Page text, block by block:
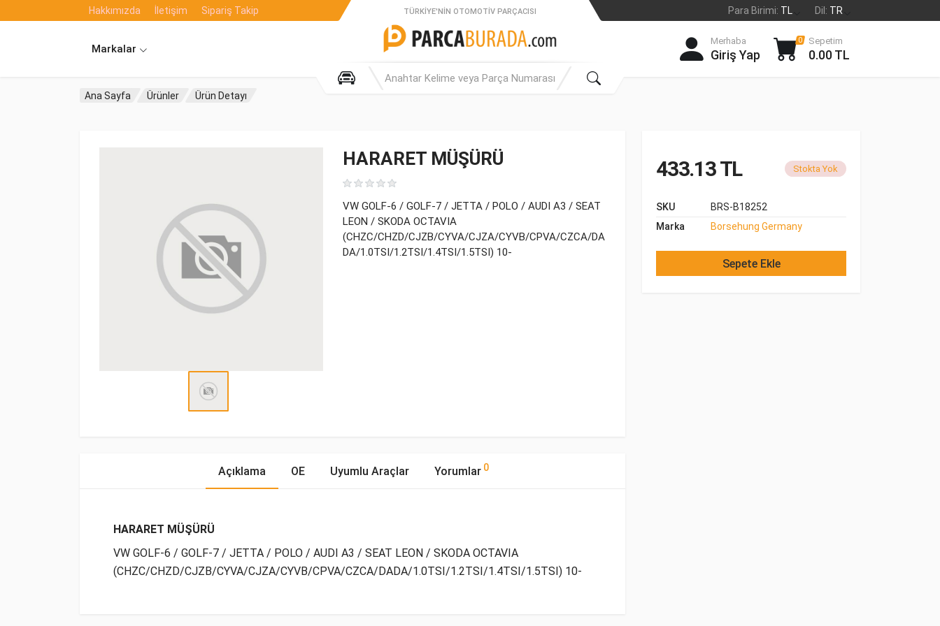
Hakkımızda İletişim Sipariş Takip Para Birimi: TL Dil: TR
Markalar
TÜRKIYE'NIN OTOMOTIV PARÇACISI
Merhaba
Giriş Yap
0 Sepetim
0.00 TL
Ana Sayfa Ürünler Ürün Detayı
HARARET MÜŞÜRÜ
VW GOLF-6 / GOLF-7 / JETTA / POLO / AUDI A3 / SEAT
LEON / SKODA OCTAVIA
(CHZC/CHZD/CJZB/CYVA/CJZA/CYVB/CPVA/CZCA/DA
DA/1.0TSI/1.2TSI/1.4TSI/1.5TSI) 10-
433.13 TL Stokta Yok
SKU
BRS-B18252
Marka
Borsehung Germany
Sepete Ekle
Açıklama OE Uyumlu Araçlar Yorumlar 0
HARARET MÜŞÜRÜ
VW GOLF-6 / GOLF-7 / JETTA / POLO / AUDI A3 / SEAT LEON / SKODA OCTAVIA
(CHZC/CHZD/CJZB/CYVA/CJZA/CYVB/CPVA/CZCA/DADA/1.0TSI/1.2TSI/1.4TSI/1.5TSI) 10-